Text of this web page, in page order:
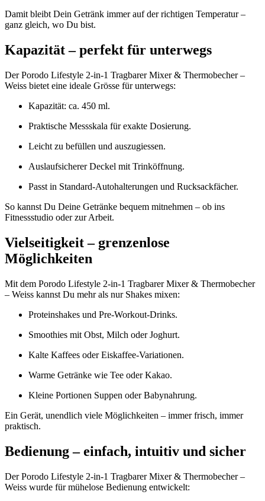
Damit bleibt Dein Getränk immer auf der richtigen Temperatur –
ganz gleich, wo Du bist.
Kapazität – perfekt für unterwegs
Der Porodo Lifestyle 2-in-1 Tragbarer Mixer & Thermobecher –
Weiss bietet eine ideale Grösse für unterwegs:
Kapazität: ca. 450 ml.
Praktische Messskala für exakte Dosierung.
Leicht zu befüllen und auszugiessen.
Auslaufsicherer Deckel mit Trinköffnung.
Passt in Standard-Autohalterungen und Rucksackfächer.
So kannst Du Deine Getränke bequem mitnehmen – ob ins
Fitnessstudio oder zur Arbeit.
Vielseitigkeit – grenzenlose
Möglichkeiten
Mit dem Porodo Lifestyle 2-in-1 Tragbarer Mixer & Thermobecher
– Weiss kannst Du mehr als nur Shakes mixen:
Proteinshakes und Pre-Workout-Drinks.
Smoothies mit Obst, Milch oder Joghurt.
Kalte Kaffees oder Eiskaffee-Variationen.
Warme Getränke wie Tee oder Kakao.
Kleine Portionen Suppen oder Babynahrung.
Ein Gerät, unendlich viele Möglichkeiten – immer frisch, immer
praktisch.
Bedienung – einfach, intuitiv und sicher
Der Porodo Lifestyle 2-in-1 Tragbarer Mixer & Thermobecher –
Weiss wurde für mühelose Bedienung entwickelt: